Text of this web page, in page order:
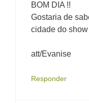
BOM DIA !!
Gostaria de
cidade do
att/Evanise
Responder